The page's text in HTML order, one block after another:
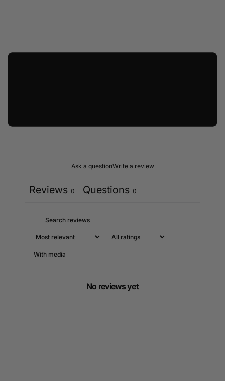
Ask a questionWrite a review
Reviews 0 Questions 0
With media
No reviews yet